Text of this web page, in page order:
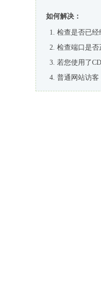
如何解决：
检查是否已经
检查端口是否
若您使用了
普通网站访客